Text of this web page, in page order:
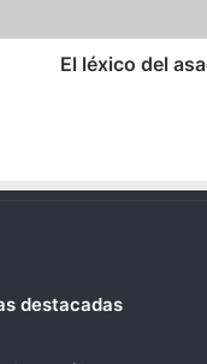
El léxico del
destacadas